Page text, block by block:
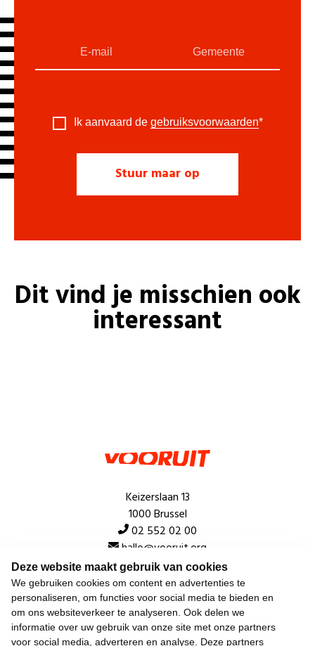
Deze website maakt gebruik van cookies
We gebruiken cookies om content en advertenties te
personaliseren, om functies voor social media te bieden en
om ons websiteverkeer te analyseren. Ook delen we
informatie over uw gebruik van onze site met onze partners
voor social media, adverteren en analyse. Deze partners
Ik aanvaard de gebruiksvoorwaarden*
Dit vind je misschien ook
interessant
Keizerslaan 13
1000 Brussel
02 552 02 00
hallo@vooruit.org
Snel
Over de beweging